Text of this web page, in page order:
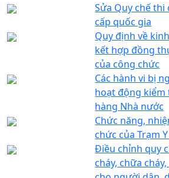
Sửa Quy chế
cấp quốc gia
Quy định về
kết hợp đồng
của công chức
Các hành vi bị
hoạt động kiểm
hàng Nhà nước
Chức năng,
chức của Trạm
Điều chỉnh quy
cháy, chữa